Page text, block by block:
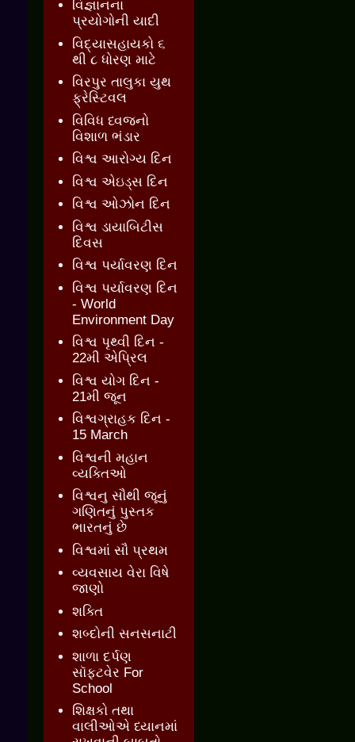
વિજ્ઞાનના
પ્રયોગોની યાદી
વિદ્યાસહાયકો ૬
થી ૮ ધોરણ માટે
વિરપુર તાલુકા યુથ
ફ્રેસ્ટિવલ
વિવિધ ધ્વજનો
વિશાળ ભંડાર
વિશ્વ આરોગ્ય દિન
વિશ્વ એઇડ્સ દિન
વિશ્વ ઓઝોન દિન
વિશ્વ ડાયાબિટીસ
દિવસ
વિશ્વ પર્યાવરણ દિન
વિશ્વ પર્યાવરણ દિન
- World
Environment Day
વિશ્વ પૃથ્વી દિન -
22મી એપ્રિલ
વિશ્વ યોગ દિન -
21મી જૂન
વિશ્વગ્રાહક દિન -
15 March
વિશ્વની મહાન
વ્યક્તિઓ
વિશ્વનુ સૌથી જૂનું
ગણિતનું પુસ્તક
ભારતનું છે
વિશ્વમાં સૌ પ્રથમ
વ્યવસાય વેરા વિષે
જાણો
શક્તિ
શબ્દોની સનસનાટી
શાળા દર્પણ
સૉફ્ટવેર For
School
શિક્ષકો તથા
વાલીઓએ ધ્યાનમાં